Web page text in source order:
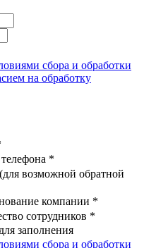
сбора и обработки
на обработку
*
(для возможной обратной
компании *
сотрудников *
заполнения
сбора и обработки